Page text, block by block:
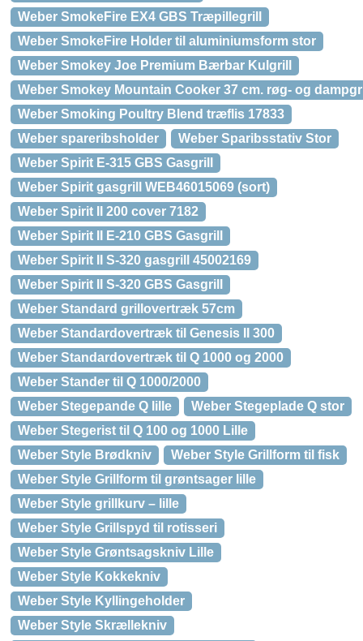
Weber SmokeFire EX4 GBS Træpillegrill
Weber SmokeFire Holder til aluminiumsform stor
Weber Smokey Joe Premium Bærbar Kulgrill
Weber Smokey Mountain Cooker 37 cm. røg- og
Weber Smoking Poultry Blend træflis 17833
Weber spareribsholder
Weber Sparibsstativ Stor
Weber Spirit E-315 GBS Gasgrill
Weber Spirit gasgrill WEB46015069 (sort)
Weber Spirit II 200 cover 7182
Weber Spirit II E-210 GBS Gasgrill
Weber Spirit II S-320 gasgrill 45002169
Weber Spirit II S-320 GBS Gasgrill
Weber Standard grillovertræk 57cm
Weber Standardovertræk til Genesis II 300
Weber Standardovertræk til Q 1000 og 2000
Weber Stander til Q 1000/2000
Weber Stegepande Q lille
Weber Stegeplade Q stor
Weber Stegerist til Q 100 og 1000 Lille
Weber Style Brødkniv
Weber Style Grillform til fisk
Weber Style Grillform til grøntsager lille
Weber Style grillkurv – lille
Weber Style Grillspyd til rotisseri
Weber Style Grøntsagskniv Lille
Weber Style Kokkekniv
Weber Style Kyllingeholder
Weber Style Skrællekniv